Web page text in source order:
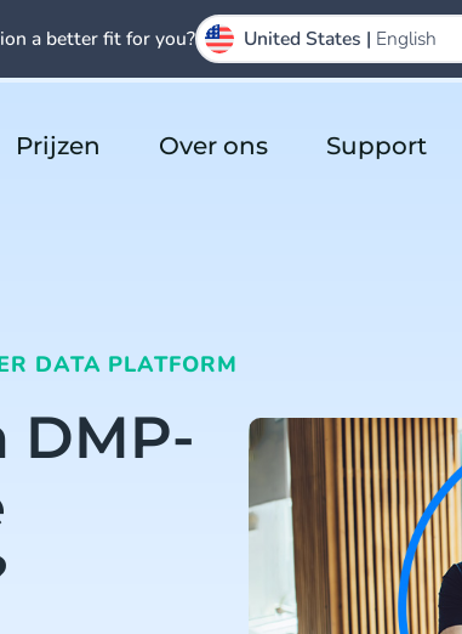
Prijzen Over ons Support
DATA PLATFORM
DMP-
a better fit for you? United States | English